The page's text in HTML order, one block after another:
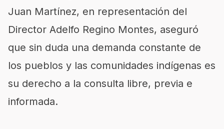
Juan Martínez, en representación del
Director Adelfo Regino Montes, aseguró
que sin duda una demanda constante de
los pueblos y las comunidades indígenas es
su derecho a la consulta libre, previa e
informada.